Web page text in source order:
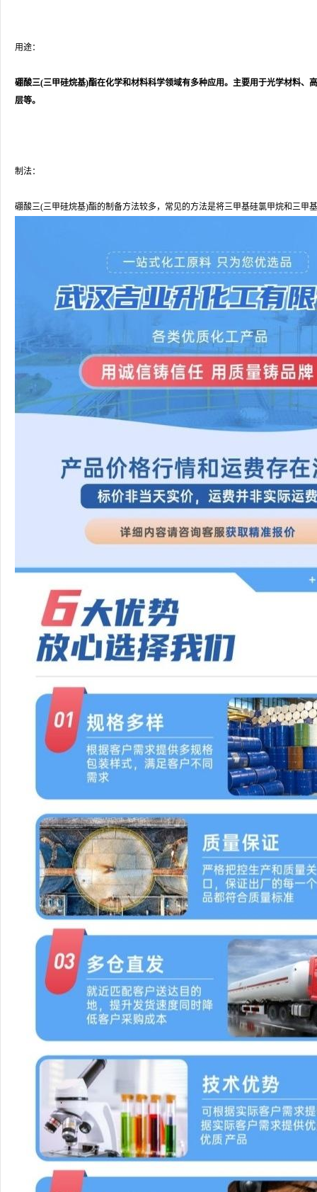
用途：
硼酸三(三甲硅烷基)酯在化学和材料科学领域有多种应用。主要用于光学材料
层等。
制法：
硼酸三(三甲硅烷基)酯的制备方法较多，常见的方法是将三甲基硅氯甲烷和三